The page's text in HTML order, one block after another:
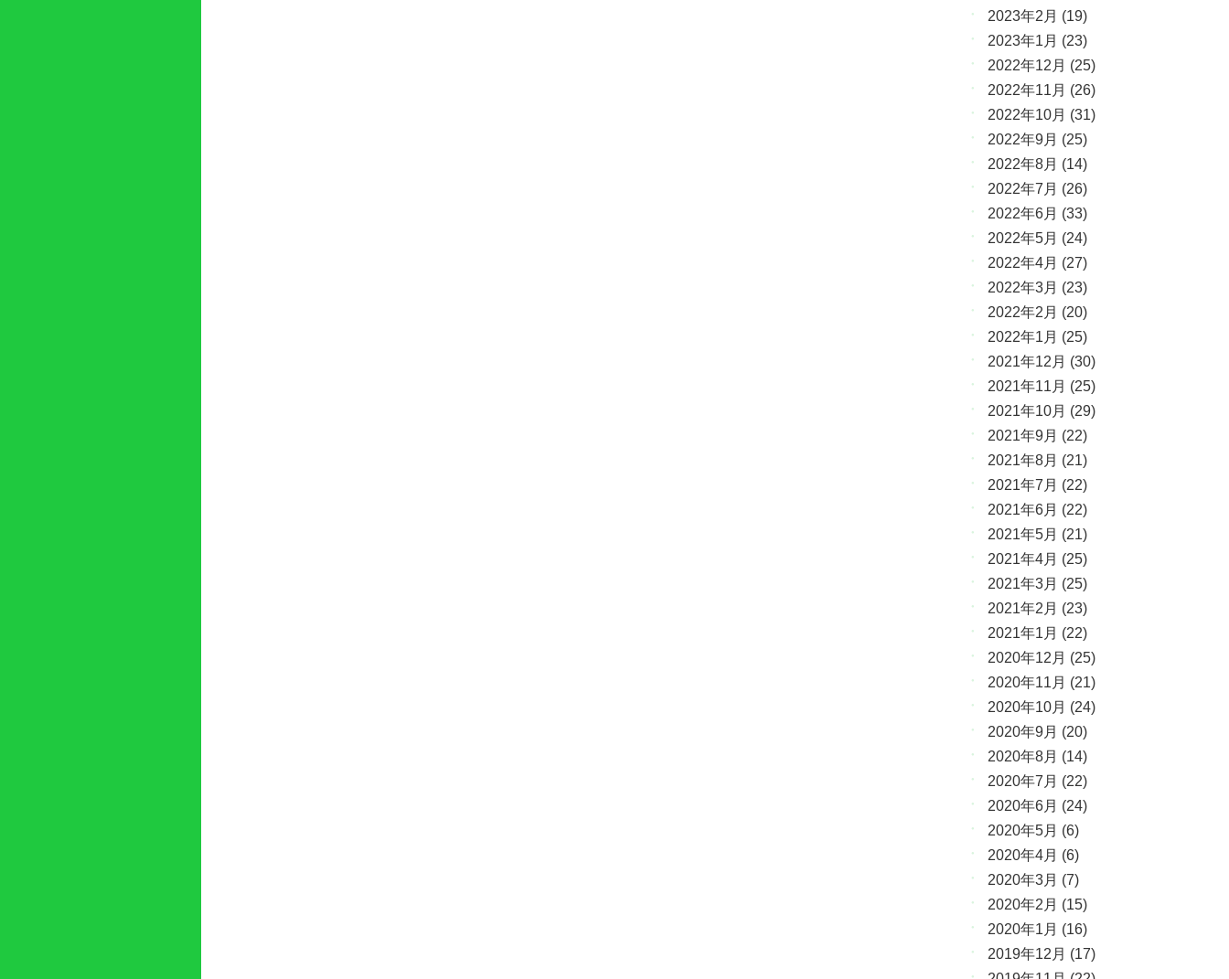
2023年2月 (19)
2023年1月 (23)
2022年12月 (25)
2022年11月 (26)
2022年10月 (31)
2022年9月 (25)
2022年8月 (14)
2022年7月 (26)
2022年6月 (33)
2022年5月 (24)
2022年4月 (27)
2022年3月 (23)
2022年2月 (20)
2022年1月 (25)
2021年12月 (30)
2021年11月 (25)
2021年10月 (29)
2021年9月 (22)
2021年8月 (21)
2021年7月 (22)
2021年6月 (22)
2021年5月 (21)
2021年4月 (25)
2021年3月 (25)
2021年2月 (23)
2021年1月 (22)
2020年12月 (25)
2020年11月 (21)
2020年10月 (24)
2020年9月 (20)
2020年8月 (14)
2020年7月 (22)
2020年6月 (24)
2020年5月 (6)
2020年4月 (6)
2020年3月 (7)
2020年2月 (15)
2020年1月 (16)
2019年12月 (17)